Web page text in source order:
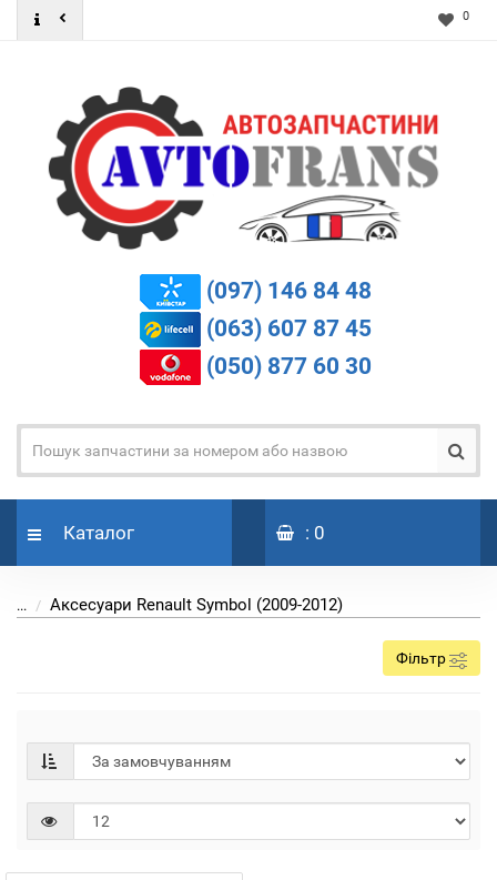
0
(097) 146 84 48
(063) 607 87 45
(050) 877 60 30
Каталог : 0
... Аксесуари Renault Symbol (2009-2012)
Фільтр